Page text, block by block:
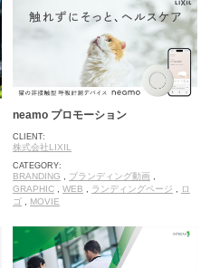
neamo プロモーション
CLIENT:
株式会社LIXIL
CATEGORY:
BRANDING ブランディング動画
GRAPHIC
WEB ランディングページ
ロ
ゴ
MOVIE